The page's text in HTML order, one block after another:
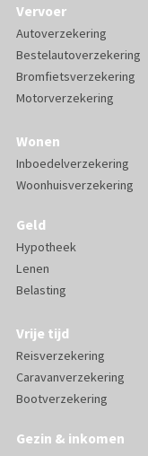
Vervoer
Autoverzekering
Bestelautoverzekering
Bromfietsverzekering
Motorverzekering
Wonen
Inboedelverzekering
Woonhuisverzekering
Geld
Hypotheek
Lenen
Belasting
Vrije tijd
Reisverzekering
Caravanverzekering
Bootverzekering
Gezin & inkomen